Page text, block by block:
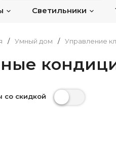
Светильники
/ Умный дом / Управление
со скидкой